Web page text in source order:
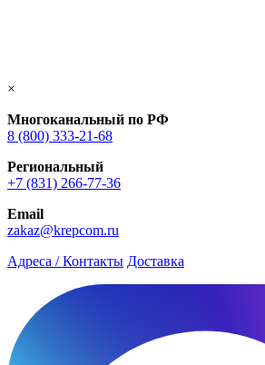
×
Многоканальный по РФ
8 (800) 333‑21-68
Региональный
+7 (831) 266-77-36
Email
zakaz@krepcom.ru
Адреса / Контакты Доставка